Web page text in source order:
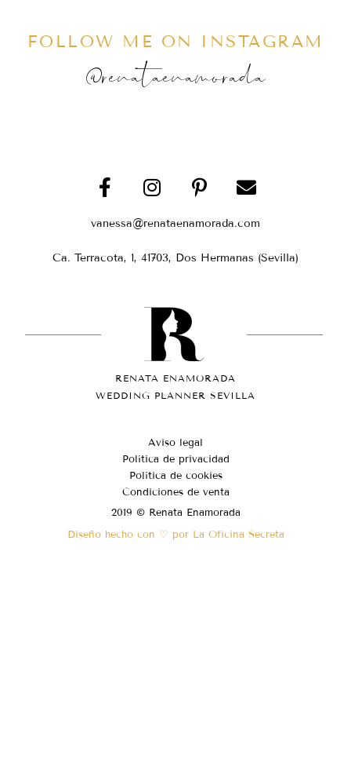
FOLLOW ME ON INSTAGRAM
@renataenamorada
vanessa@renataenamorada.com
Ca. Terracota, 1, 41703, Dos Hermanas (Sevilla)
RENATA ENAMORADA
WEDDING PLANNER SEVILLA
Aviso legal
Política de privacidad
Política de cookies
Condiciones de venta
2019 © Renata Enamorada
Diseño hecho con ♡ por La Oficina Secreta